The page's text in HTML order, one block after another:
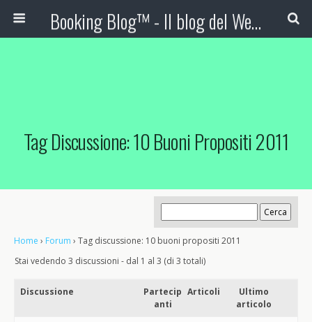
Booking Blog™ - Il blog del Web Marketing Turistico
Tag Discussione: 10 Buoni Propositi 2011
Home › Forum › Tag discussione: 10 buoni propositi 2011
Stai vedendo 3 discussioni - dal 1 al 3 (di 3 totali)
Discussione
Partecip
anti
Articoli
Ultimo
articolo